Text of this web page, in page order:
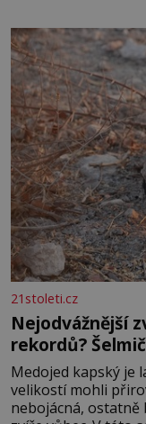
se na koloběžce a
Velkých Losinách
21stoleti.cz
Nejodvážnější
rekordů?
Medojed kapský je
velikostí mohli
nebojácná, ostatně